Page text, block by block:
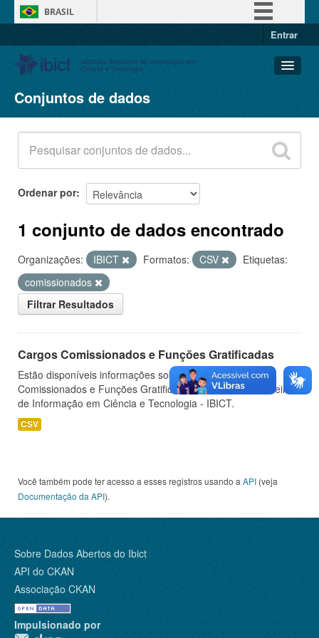
BRASIL
Entrar
Conjuntos de dados
Organizações
Grupos
Sobre
Conjuntos de dados
Ordenar por
1 conjunto de dados encontrado
Organizações: IBICT Formatos: CSV
Etiquetas:
comissionados
Filtrar Resultados
Cargos Comissionados e Funções Gratificadas
Estão disponíveis informações sobre os Cargos
Comissionados e Funções Gratificadas do Instituto Brasileiro
de Informação em Ciência e Tecnologia - IBICT.
CSV
Você também pode ter acesso a esses registros usando a API (veja
Documentação da API).
Sobre Dados Abertos do Ibict
API do CKAN
Associação CKAN
Impulsionado por